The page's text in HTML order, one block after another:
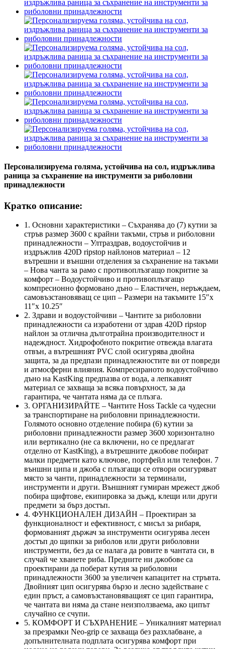
Персонализируема голяма, устойчива на сол, издръжлива
раница за съхранение на инструменти за риболовни
принадлежности
Кратко описание:
1. Основни характеристики – Съхранява до (7) кутии за
стръв размер 3600 с крайни такъми, стръв и риболовни
принадлежности – Ултраздрав, водоустойчив и
издръжлив 420D ripstop найлонов материал – 12
вътрешни и външни отделения за съхранение на такъми
– Нова чанта за рамо с противоплъзгащо покритие за
комфорт – Водоустойчиво и противоплъзгащо
компресионно формовано дъно – Еластичен, неръждаем,
самовъзстановяващ се цип – Размери на такъмите 15″x
11″x 10.25″
2. Здрави и водоустойчиви – Чантите за риболовни
принадлежности са изработени от здрав 420D ripstop
найлон за отлична дълготрайна производителност и
надеждност. Хидрофобното покритие отвежда влагата
отвън, а вътрешният PVC слой осигурява двойна
защита, за да предпази принадлежностите ви от повреди
и атмосферни влияния. Компресираното водоустойчиво
дъно на KastKing предпазва от вода, а лепкавият
материал се захваща за всяка повърхност, за да
гарантира, че чантата няма да се плъзга.
3. ОРГАНИЗИРАЙТЕ – Чантите Hoss Tackle са чудесни
за транспортиране на риболовни принадлежности.
Голямото основно отделение побира (6) кутии за
риболовни принадлежности размер 3600 хоризонтално
или вертикално (не са включени, но се предлагат
отделно от KastKing), а вътрешните джобове побират
малки предмети като ключове, портфейл или телефон. 7
външни ципа и джоба с плъзгащи се отвори осигуряват
място за чанти, принадлежности за терминали,
инструменти и други. Външният гумиран мрежест джоб
побира щифтове, екипировка за дъжд, клещи или други
предмети за бърз достъп.
4. ФУНКЦИОНАЛЕН ДИЗАЙН – Проектиран за
функционалност и ефективност, с мисъл за рибаря,
формованият държач за инструменти осигурява лесен
достъп до щипки за риболов или други риболовни
инструменти, без да се налага да ровите в чантата си, в
случай че хванете риба. Предните ни джобове са
проектирани да поберат кутия за риболовни
принадлежности 3600 за увеличен капацитет на стръвта.
Двойният цип осигурява бързо и лесно задействане с
един пръст, а самовъзстановяващият се цип гарантира,
че чантата ви няма да стане неизползваема, ако ципът
случайно се счупи.
5. КОМФОРТ И СЪХРАНЕНИЕ – Уникалният материал
за презрамки Neo-grip се захваща без разхлабване, а
допълнителната подплата осигурява комфорт при